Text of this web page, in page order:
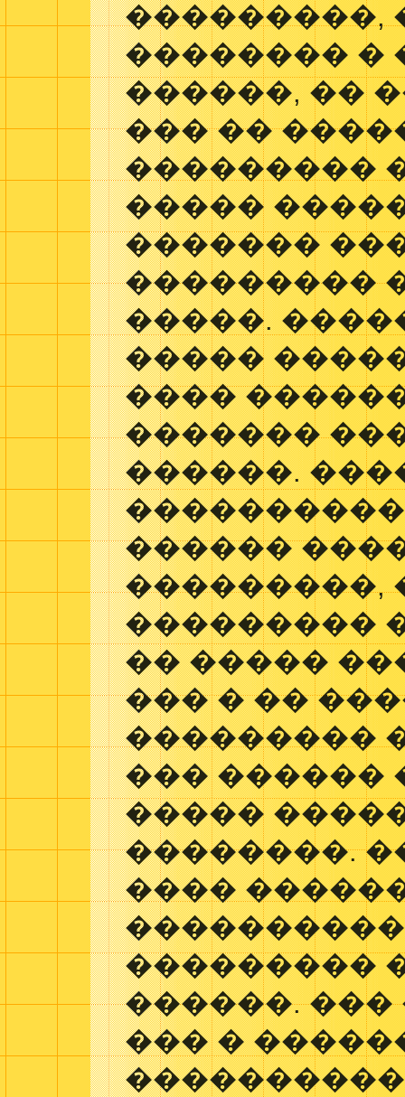
���������,
�������� �
������, ��
��� ��
���������
�����
�������
���������
�����.
�����
����
�������
������.
������
���������,
���������
�� �����
��� � ��
���������
��� ������
�����
��������.
����
���������
������. ���
��� �